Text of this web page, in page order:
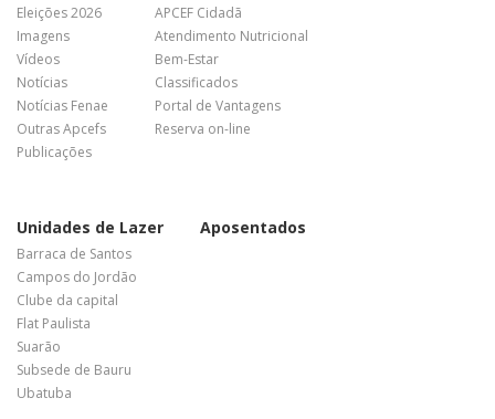
Eleições 2026
Imagens
Vídeos
Notícias
Notícias Fenae
Outras Apcefs
Publicações
APCEF Cidadã
Atendimento Nutricional
Bem-Estar
Classificados
Portal de Vantagens
Reserva on-line
Unidades de Lazer
Barraca de Santos
Campos do Jordão
Clube da capital
Flat Paulista
Suarão
Subsede de Bauru
Ubatuba
Aposentados